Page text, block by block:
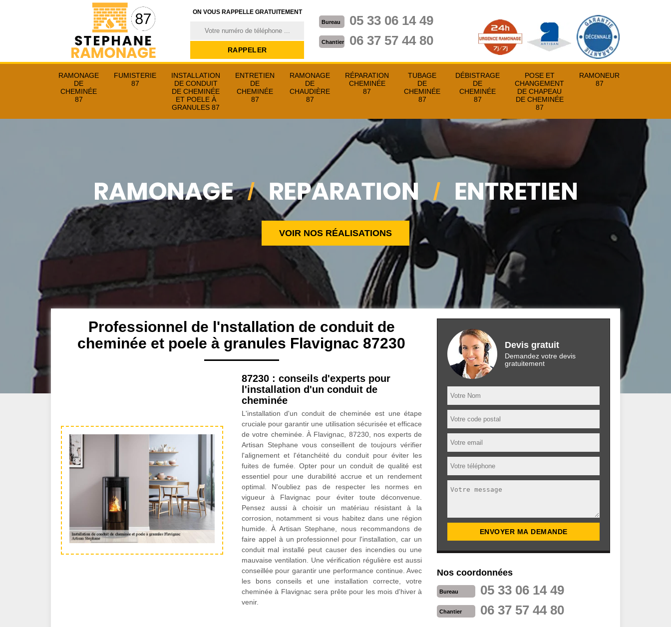
ON VOUS RAPPELLE GRATUITEMENT
Bureau 05 33 06 14 49
Chantier 06 37 57 44 80
RAMONAGE
DE
CHEMINÉE
87
FUMISTERIE
87
INSTALLATION
DE CONDUIT
DE CHEMINÉE
ET POELE À
GRANULES 87
ENTRETIEN
DE
CHEMINÉE
87
RAMONAGE
DE
CHAUDIÈRE
87
RÉPARATION
CHEMINÉE
87
TUBAGE
DE
CHEMINÉE
87
DÉBISTRAGE
DE
CHEMINÉE
87
POSE ET
CHANGEMENT
DE CHAPEAU
DE CHEMINÉE
87
RAMONEUR
87
VOIR NOS RÉALISATIONS
Professionnel de l'nstallation de conduit de
cheminée et poele à granules Flavignac 87230
87230 : conseils d'experts pour
l'installation d'un conduit de
cheminée
L'installation d'un conduit de cheminée est une étape
cruciale pour garantir une utilisation sécurisée et efficace
de votre cheminée. À Flavignac, 87230, nos experts de
Artisan Stephane vous conseillent de toujours vérifier
l'alignement et l'étanchéité du conduit pour éviter les
fuites de fumée. Opter pour un conduit de qualité est
essentiel pour une durabilité accrue et un rendement
optimal. N'oubliez pas de respecter les normes en
vigueur à Flavignac pour éviter toute déconvenue.
Pensez aussi à choisir un matériau résistant à la
corrosion, notamment si vous habitez dans une région
humide. À Artisan Stephane, nous recommandons de
faire appel à un professionnel pour l'installation, car un
conduit mal installé peut causer des incendies ou une
mauvaise ventilation. Une vérification régulière est aussi
conseillée pour garantir une performance continue. Avec
les bons conseils et une installation correcte, votre
cheminée à Flavignac sera prête pour les mois d'hiver à
venir.
Devis gratuit
Demandez votre devis
gratuitement
Nos coordonnées
Bureau 05 33 06 14 49
Chantier 06 37 57 44 80